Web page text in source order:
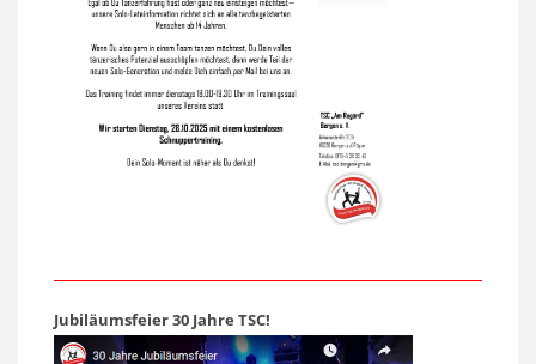
Jubiläumsfeier 30 Jahre TSC!